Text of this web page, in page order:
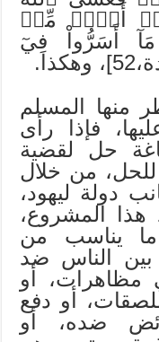
أَمۡرٖ مِّنۡ
أَسَرُّواْ فِيٓ
منها المسلم
فإذا رأى
حل لقضية
من خلال
دولة ليهود،
المشروع،
يناسب من
الناس ضد
مظاهرات، أو
أو دفع
ضده، أو